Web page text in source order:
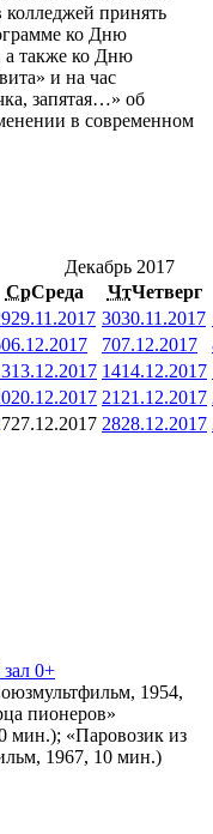
колледжей принять
ко Дню
а также ко Дню
и на час
запятая…» об
в современном
Декабрь 2017
СрСреда ЧтЧетверг
29.11.2017 3030.11.2017
06.12.2017 707.12.2017
13.12.2017 1414.12.2017
20.12.2017 21 21.12.2017
27.12.2017 2828.12.2017
0+
1954,
пионеров»
мин.); «Паровозик из
1967, 10 мин.)